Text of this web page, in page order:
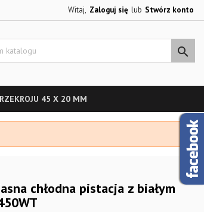
Witaj, Zaloguj się lub Stwórz konto

45 X 20 MM
chłodna pistacja z białym